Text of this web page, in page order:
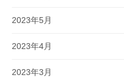
2023年5月
2023年4月
2023年3月